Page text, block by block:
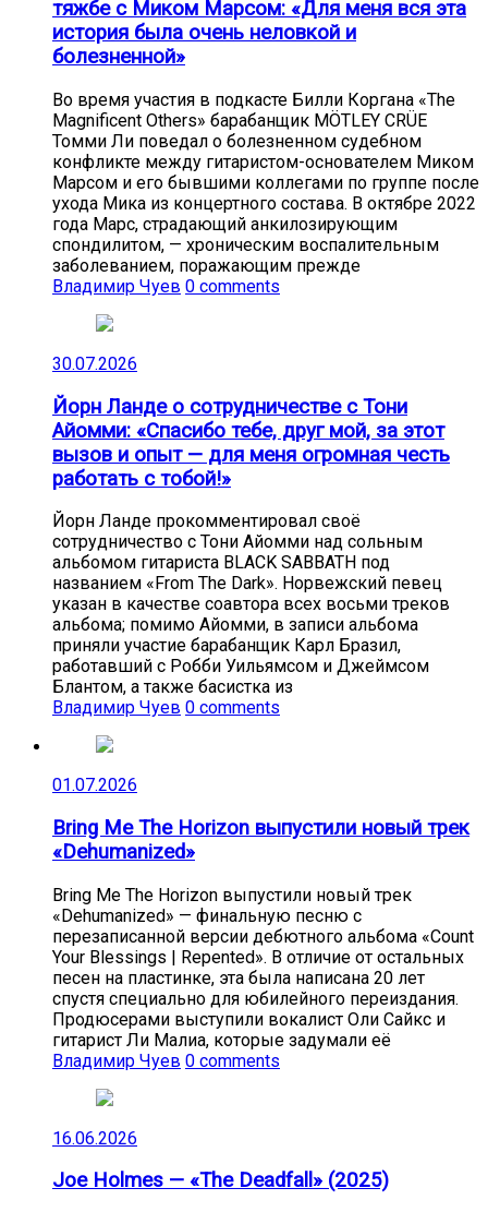
тяжбе с Миком Марсом: «Для меня вся эта
история была очень неловкой и
болезненной»
Во время участия в подкасте Билли Коргана «The
Magnificent Others» барабанщик MÖTLEY CRÜE
Томми Ли поведал о болезненном судебном
конфликте между гитаристом-основателем Миком
Марсом и его бывшими коллегами по группе после
ухода Мика из концертного состава. В октябре 2022
года Марс, страдающий анкилозирующим
спондилитом, — хроническим воспалительным
заболеванием, поражающим прежде
Владимир Чуев 0 comments
30.07.2026
Йорн Ланде о сотрудничестве с Тони
Айомми: «Спасибо тебе, друг мой, за этот
вызов и опыт — для меня огромная честь
работать с тобой!»
Йорн Ланде прокомментировал своё
сотрудничество с Тони Айомми над сольным
альбомом гитариста BLACK SABBATH под
названием «From The Dark». Норвежский певец
указан в качестве соавтора всех восьми треков
альбома; помимо Айомми, в записи альбома
приняли участие барабанщик Карл Бразил,
работавший с Робби Уильямсом и Джеймсом
Блантом, а также басистка из
Владимир Чуев 0 comments
01.07.2026
Bring Me The Horizon выпустили новый трек
«Dehumanized»
Bring Me The Horizon выпустили новый трек
«Dehumanized» — финальную песню с
перезаписанной версии дебютного альбома «Count
Your Blessings | Repented». В отличие от остальных
песен на пластинке, эта была написана 20 лет
спустя специально для юбилейного переиздания.
Продюсерами выступили вокалист Оли Сайкс и
гитарист Ли Малиа, которые задумали её
Владимир Чуев 0 comments
16.06.2026
Joe Holmes — «The Deadfall» (2025)